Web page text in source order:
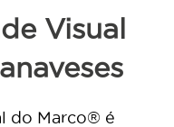
Visual
do Marco® é